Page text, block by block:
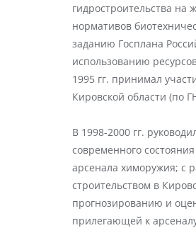
гидростроительства на
нормативов
заданию Госплана
использованию
1995 гг. принимал
Кировской области (по
В 1998-2000 гг.
современного
арсенала химоружия; с
строительством в
прогнозированию и
прилегающей к